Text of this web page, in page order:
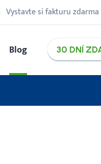
Vystavte si fakturu zdarma
Blog 30 DNÍ